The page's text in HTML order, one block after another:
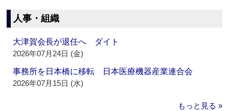
人事・組織
大津賀会長が退任へ ダイト
2026年07月24日 (金)
事務所を日本橋に移転 日本医療機器産業連合会
2026年07月15日 (水)
もっと見る »